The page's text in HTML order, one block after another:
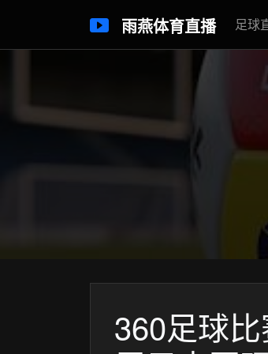
雨燕体育直播 足球
360足球